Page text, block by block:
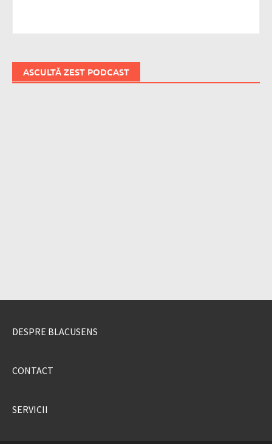
ASCULTĂ ZEST PODCAST
DESPRE BLACUSENS
CONTACT
SERVICII